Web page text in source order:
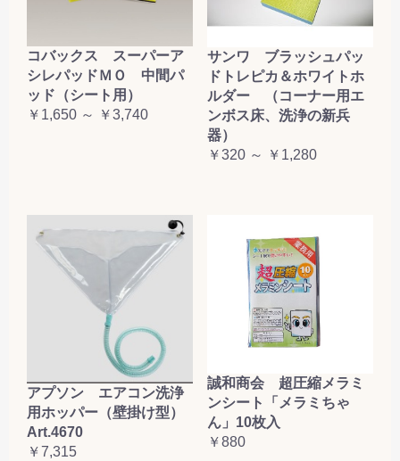
コバックス スーパーア
シレパッドＭＯ 中間パ
ッド（シート用）
￥1,650 ～ ￥3,740
サンワ ブラッシュパッ
ドトレピカ＆ホワイトホ
ルダー （コーナー用エ
ンボス床、洗浄の新兵
器）
￥320 ～ ￥1,280
アプソン エアコン洗浄
用ホッパー（壁掛け型）
Art.4670
￥7,315
誠和商会 超圧縮メラミ
ンシート「メラミちゃ
ん」10枚入
￥880